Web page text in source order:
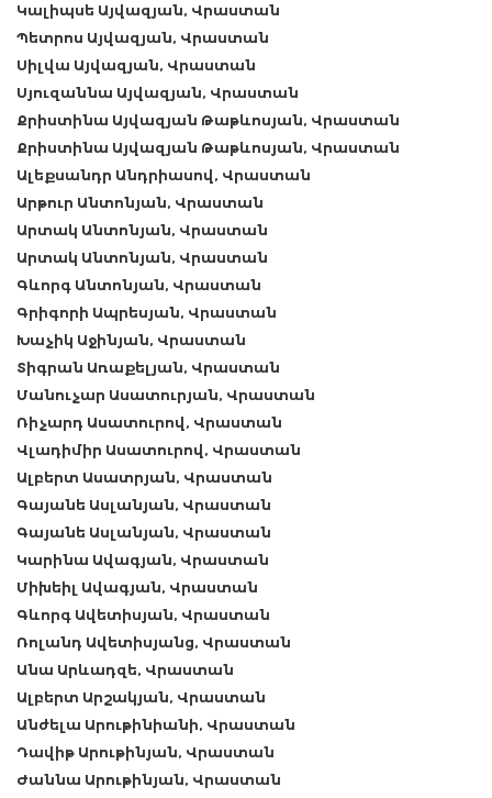
Կալիպսե Այվազյան, Վրաստան
Պետրոս Այվազյան, Վրաստան
Սիլվա Այվազյան, Վրաստան
Սյուզաննա Այվազյան, Վրաստան
Քրիստինա Այվազյան Թաթևոսյան, Վրաստան
Քրիստինա Այվազյան Թաթևոսյան, Վրաստան
Ալեքսանդր Անդրիասով, Վրաստան
Արթուր Անտոնյան, Վրաստան
Արտակ Անտոնյան, Վրաստան
Արտակ Անտոնյան, Վրաստան
Գևորգ Անտոնյան, Վրաստան
Գրիգորի Ապրեսյան, Վրաստան
Խաչիկ Աջինյան, Վրաստան
Տիգրան Առաքելյան, Վրաստան
Մանուչար Ասատուրյան, Վրաստան
Ռիչարդ Ասատուրով, Վրաստան
Վլադիմիր Ասատուրով, Վրաստան
Ալբերտ Ասատրյան, Վրաստան
Գայանե Ասլանյան, Վրաստան
Գայանե Ասլանյան, Վրաստան
Կարինա Ավագյան, Վրաստան
Միխեիլ Ավագյան, Վրաստան
Գևորգ Ավետիսյան, Վրաստան
Ռոլանդ Ավետիսյանց, Վրաստան
Անա Արևադզե, Վրաստան
Ալբերտ Արշակյան, Վրաստան
Անժելա Արութինիանի, Վրաստան
Դավիթ Արութինյան, Վրաստան
Ժաննա Արութինյան, Վրաստան